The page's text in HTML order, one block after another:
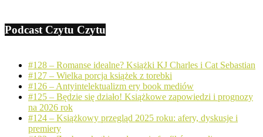
Podcast Czytu Czytu
#128 – Romanse idealne? Książki KJ Charles i Cat Sebastian
#127 – Wielka porcja książek z torebki
#126 – Antyintelektualizm ery book mediów
#125 – Będzie się działo! Książkowe zapowiedzi i prognozy
na 2026 rok
#124 – Książkowy przegląd 2025 roku: afery, dyskusje i
premiery